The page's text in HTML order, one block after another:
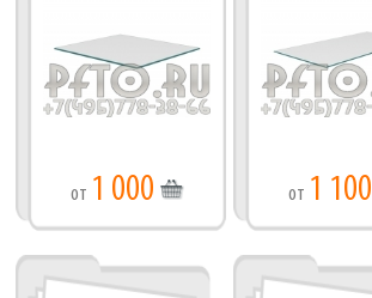
от 1 000 от 1 100